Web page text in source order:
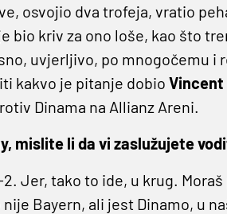
osvojio dva trofeja, vratio
bio kriv za ono loše, kao što
uvjerljivo, po mnogočemu i
kakvo je pitanje dobio Vincent
Dinama na Allianz Areni.
mislite li da vi zaslužujete
Jer, tako to ide, u krug.
Bayern, ali jest Dinamo, u